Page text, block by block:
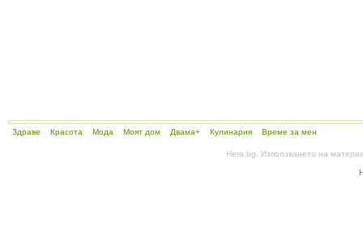
Здраве Красота Мода Моят дом Двама+ Кулинария Време за мен
Hera.bg. Използването на